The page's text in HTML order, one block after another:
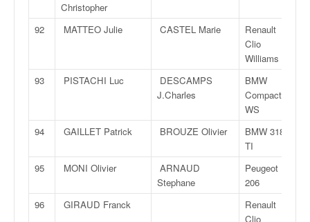
Christopher
92 MATTEO Julie CASTEL Marie
Renault
Clio
Williams
93 PISTACHI Luc
DESCAMPS
J.Charles
BMW
Compact
WS
94 GAILLET Patrick BROUZE Olivier
BMW 318
TI
95 MONI Olivier
ARNAUD
Stephane
Peugeot
206
96 GIRAUD Franck
Renault
Clio